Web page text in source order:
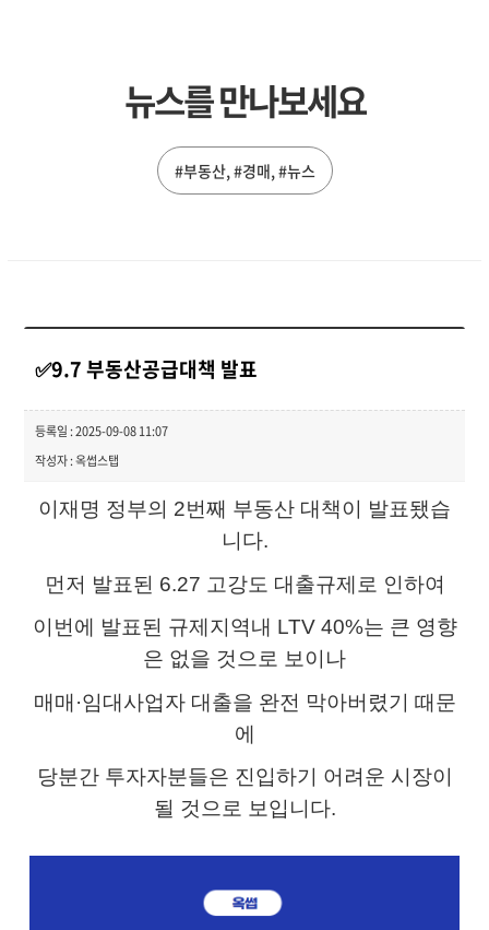
뉴스를 만나보세요
#부동산, #경매, #뉴스
✅9.7 부동산공급대책 발표
등록일 : 2025-09-08 11:07
작성자 : 옥썹스탭
이재명 정부의 2번째 부동산 대책이 발표됐습
니다.
먼저 발표된 6.27 고강도 대출규제로 인하여
이번에 발표된 규제지역내 LTV 40%는 큰 영향
은 없을 것으로 보이나
매매·임대사업자 대출을 완전 막아버렸기 때문
에
당분간 투자자분들은 진입하기 어려운 시장이
될 것으로 보입니다.